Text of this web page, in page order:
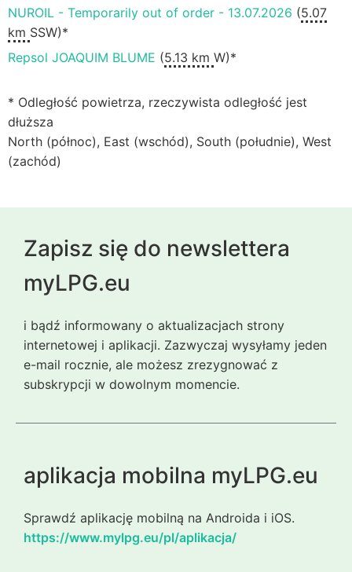
NUROIL - Temporarily out of order - 13.07.2026 (5.07
km SSW)*
Repsol JOAQUIM BLUME (5.13 km W)*
* Odległość powietrza, rzeczywista odległość jest
dłuższa
North (północ), East (wschód), South (południe), West
(zachód)
Zapisz się do newslettera
myLPG.eu
i bądź informowany o aktualizacjach strony
internetowej i aplikacji. Zazwyczaj wysyłamy jeden
e-mail rocznie, ale możesz zrezygnować z
subskrypcji w dowolnym momencie.
aplikacja mobilna myLPG.eu
Sprawdź aplikację mobilną na Androida i iOS.
https://www.mylpg.eu/pl/aplikacja/